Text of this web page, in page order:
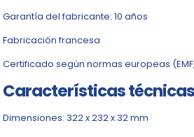
Garantía del fabricante: 10 años
Fabricación francesa
Certificado según normas europeas (EMF,
Características técnicas
Dimensiones: 322 x 232 x 32 mm